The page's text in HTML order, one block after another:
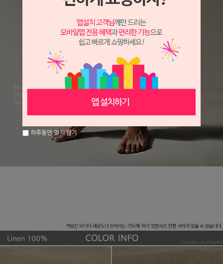
하루동안 열지 않기